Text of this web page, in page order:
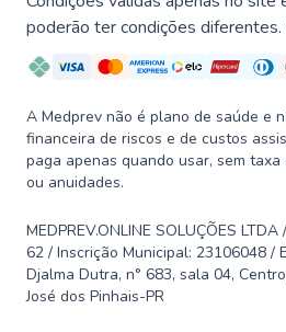
poderão ter condições diferentes.
A Medprev não é plano de saúde e
financeira de riscos e de custos
paga apenas quando usar, sem
ou anuidades.
MEDPREV.ONLINE SOLUÇÕES
62 / Inscrição Municipal: 23106048 /
Djalma Dutra, n° 683, sala 04,
José dos Pinhais-PR